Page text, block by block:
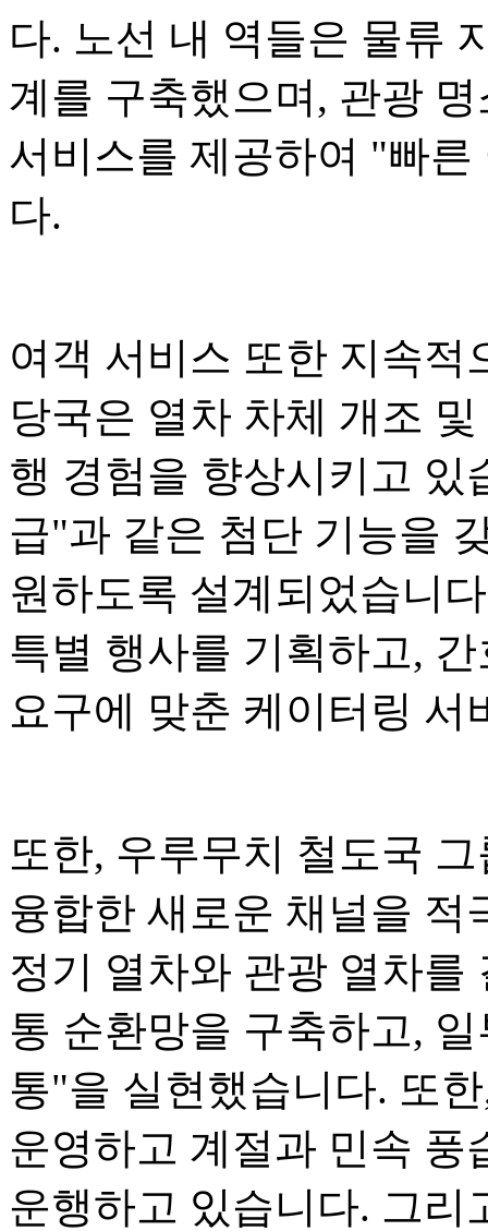
다. 노선 내 역들은 물류
계를 구축했으며, 관광
서비스를 제공하여 "빠
다.
여객 서비스 또한 지속적
당국은 열차 차체 개조
행 경험을 향상시키고 있
급"과 같은 첨단 기능을
원하도록 설계되었습니
특별 행사를 기획하고,
요구에 맞춘 케이터링 서
또한, 우루무치 철도국
융합한 새로운 채널을 적
정기 열차와 관광 열차를
통 순환망을 구축하고,
통"을 실현했습니다. 또
운영하고 계절과 민속 풍
운행하고 있습니다. 그리